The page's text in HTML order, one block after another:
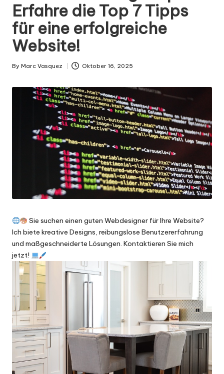
n
.
d
e
Erfahre die Top 7 Tipps
für eine erfolgreiche
Website!
Posted
By Marc Vasquez Oktober 16, 2025
Sie suchen einen guten Webdesigner für Ihre Website?
Ich biete kreative Designs, reibungslose Benutzererfahrung
und maßgeschneiderte Lösungen. Kontaktieren Sie mich
jetzt!